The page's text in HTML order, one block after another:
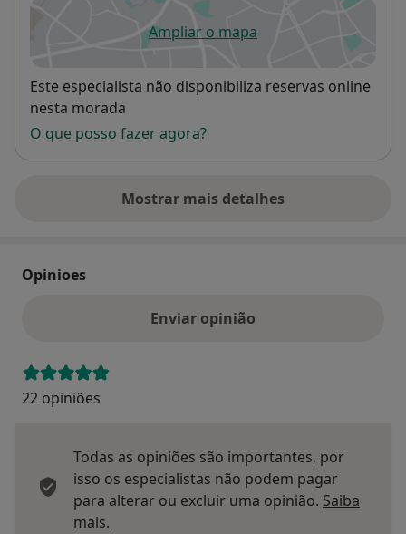
Ampliar o mapaabre num novo separador
Disponibilidade
Este especialista não disponibiliza reservas online
nesta morada
O que posso fazer agora?
Mostrar mais detalhes
sobre o endereço
Opinioes
Enviar opinião
22 opiniões
Todas as opiniões são importantes, por
isso os especialistas não podem pagar
para alterar ou excluir uma opinião. Saiba
mais.